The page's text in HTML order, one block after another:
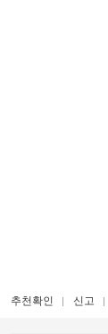
추천확인 신고